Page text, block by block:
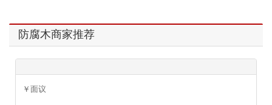
防腐木商家推荐
￥面议